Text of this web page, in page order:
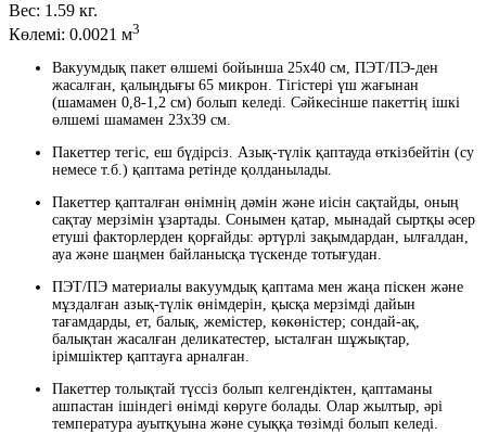
Вес: 1.59 кг.
Көлемі: 0.0021 м3
Вакуумдық пакет өлшемі бойынша 25х40 см, ПЭТ/ПЭ-ден
жасалған, қалыңдығы 65 микрон. Тігістері үш жағынан
(шамамен 0,8-1,2 см) болып келеді. Сәйкесінше пакеттің ішкі
өлшемі шамамен 23x39 см.
Пакеттер тегіс, еш бүдірсіз. Азық-түлік қаптауда өткізбейтін (су
немесе т.б.) қаптама ретінде қолданылады.
Пакеттер қапталған өнімнің дәмін және иісін сақтайды, оның
сақтау мерзімін ұзартады. Сонымен қатар, мынадай сыртқы әсер
етуші факторлерден қорғайды: әртүрлі зақымдардан, ылғалдан,
ауа және шаңмен байланысқа түскенде тотығудан.
ПЭТ/ПЭ материалы вакуумдық қаптама мен жаңа піскен және
мұздалған азық-түлік өнімдерін, қысқа мерзімді дайын
тағамдарды, ет, балық, жемістер, көкөністер; сондай-ақ,
балықтан жасалған деликатестер, ысталған шұжықтар,
ірімшіктер қаптауға арналған.
Пакеттер толықтай түссіз болып келгендіктен, қаптаманы
ашпастан ішіндегі өнімді көруге болады. Олар жылтыр, әрі
температура ауытқуына және суыққа төзімді болып келеді.